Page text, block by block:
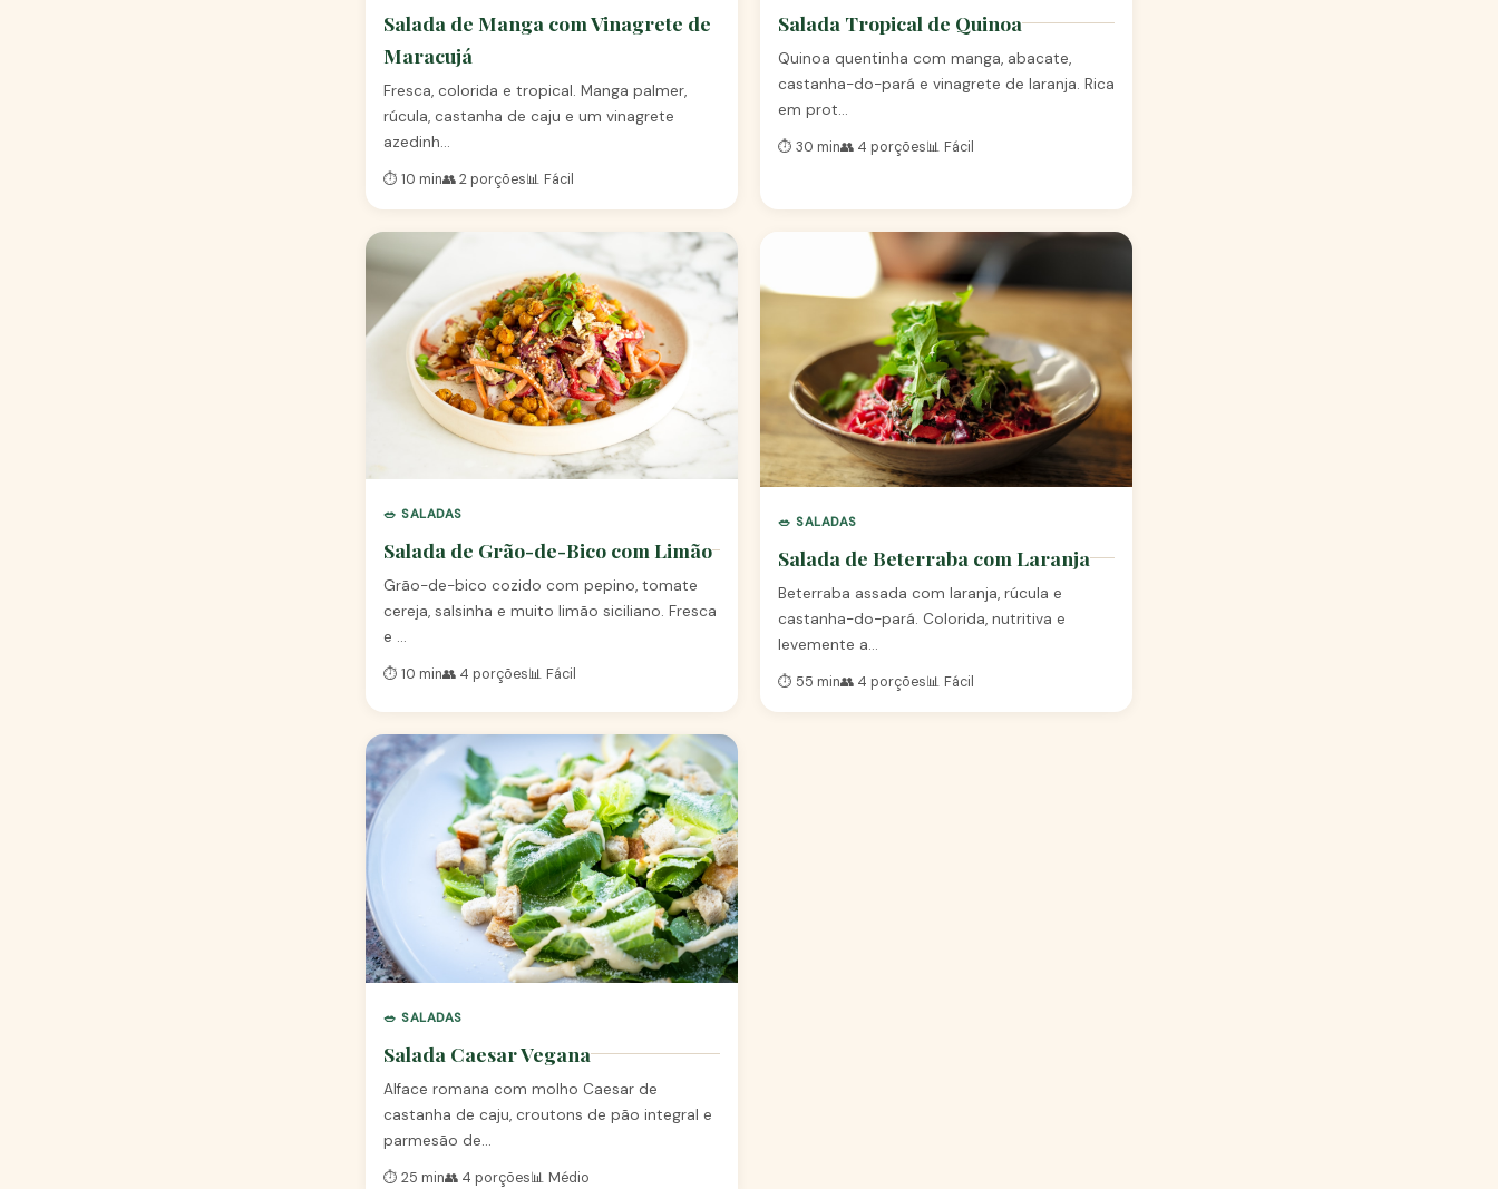
Salada de Manga com Vinagrete de
Maracujá
Fresca, colorida e tropical. Manga palmer,
rúcula, castanha de caju e um vinagrete
azedinh…
⏱️ 10 min👥 2 porções📊 Fácil
Salada Tropical de Quinoa
Quinoa quentinha com manga, abacate,
castanha-do-pará e vinagrete de laranja. Rica
em prot…
⏱️ 30 min👥 4 porções📊 Fácil
🥗 SALADAS
Salada de Grão-de-Bico com Limão
Grão-de-bico cozido com pepino, tomate
cereja, salsinha e muito limão siciliano. Fresca
e …
⏱️ 10 min👥 4 porções📊 Fácil
🥗 SALADAS
Salada de Beterraba com Laranja
Beterraba assada com laranja, rúcula e
castanha-do-pará. Colorida, nutritiva e
levemente a…
⏱️ 55 min👥 4 porções📊 Fácil
🥗 SALADAS
Salada Caesar Vegana
Alface romana com molho Caesar de
castanha de caju, croutons de pão integral e
parmesão de…
⏱️ 25 min👥 4 porções📊 Médio